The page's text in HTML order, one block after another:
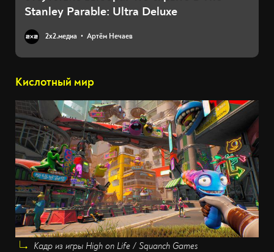
Stanley Parable: Ultra Deluxe
2х2.медиа Артём Нечаев
Кислотный мир
Кадр из игры High on Life / Squanch Games